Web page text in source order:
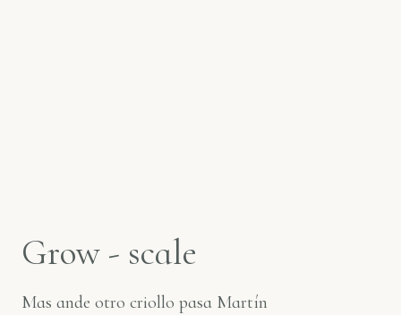
Grow - scale
Mas ande otro criollo pasa Martín